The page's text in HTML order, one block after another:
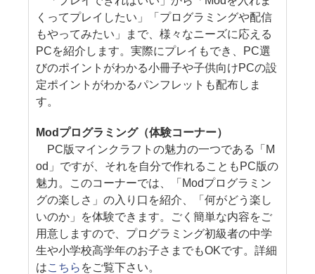
くってプレイしたい」「プログラミングや配信
もやってみたい」まで、様々なニーズに応える
PCを紹介します。実際にプレイもでき、PC選
びのポイントがわかる小冊子や子供向けPCの設
定ポイントがわかるパンフレットも配布しま
す。
Modプログラミング（体験コーナー）
PC版マインクラフトの魅力の一つである「M
od」ですが、それを自分で作れることもPC版の
魅力。このコーナーでは、「Modプログラミン
グの楽しさ」の入り口を紹介、「何がどう楽し
いのか」を体験できます。ごく簡単な内容をご
用意しますので、プログラミング初級者の中学
生や小学校高学年のお子さまでもOKです。詳細
はこちら をご覧下さい。